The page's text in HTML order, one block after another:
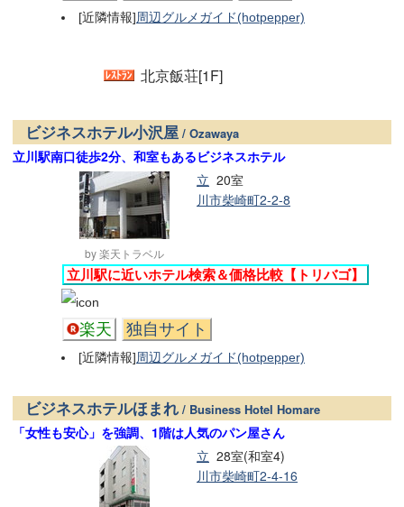
[近隣情報]周辺グルメガイド(hotpepper)
北京飯荘[1F]
ビジネスホテル小沢屋 / Ozawaya
立川駅南口徒歩2分、和室もあるビジネスホテル
by 楽天トラベル
20室
立
川市柴崎町2-2-8
立川駅に近いホテル検索＆価格比較【トリバゴ】
楽天 独自サイト
[近隣情報]周辺グルメガイド(hotpepper)
ビジネスホテルほまれ / Business Hotel Homare
「女性も安心」を強調、1階は人気のパン屋さん
28室(和室4)
立
川市柴崎町2-4-16